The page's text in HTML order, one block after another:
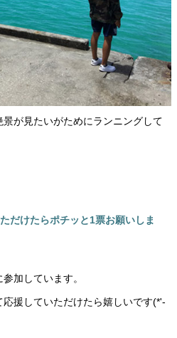
が見たいがためにランニングして
だけたらポチッと1票お願いしま
加しています。
援していただけたら嬉しいです(*'-